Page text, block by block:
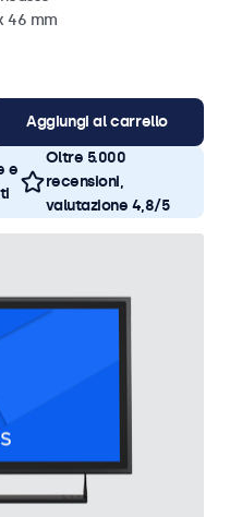
46 mm
Aggiungi al carrello
e
Oltre 5.000
recensioni,
valutazione 4,8/5